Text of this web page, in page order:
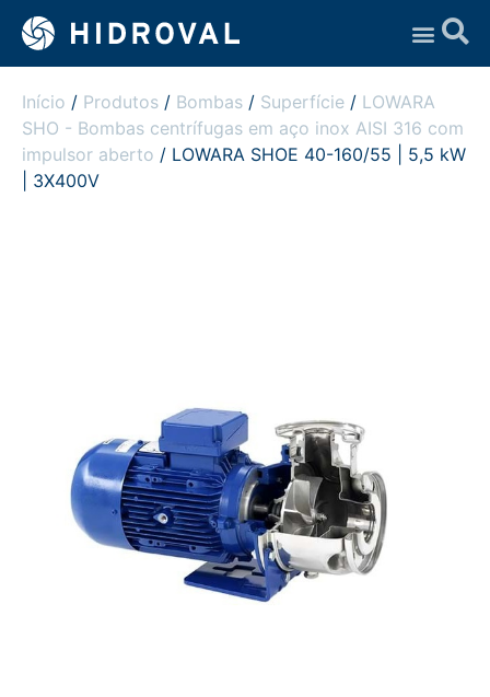
Início / Produtos / Bombas / Superfície / LOWARA
SHO - Bombas centrífugas em aço inox AISI 316 com
impulsor aberto / LOWARA SHOE 40-160/55 | 5,5 kW
| 3X400V